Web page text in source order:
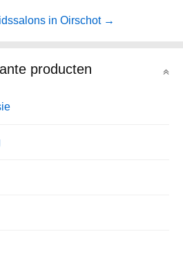
in Oirschot →
producten